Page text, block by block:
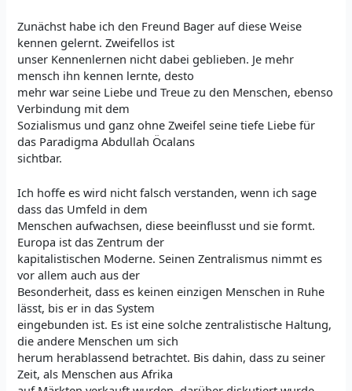
Zunächst habe ich den Freund Bager auf diese Weise
kennen gelernt. Zweifellos ist
unser Kennenlernen nicht dabei geblieben. Je mehr
mensch ihn kennen lernte, desto
mehr war seine Liebe und Treue zu den Menschen, ebenso
Verbindung mit dem
Sozialismus und ganz ohne Zweifel seine tiefe Liebe für
das Paradigma Abdullah Öcalans
sichtbar.
Ich hoffe es wird nicht falsch verstanden, wenn ich sage
dass das Umfeld in dem
Menschen aufwachsen, diese beeinflusst und sie formt.
Europa ist das Zentrum der
kapitalistischen Moderne. Seinen Zentralismus nimmt es
vor allem auch aus der
Besonderheit, dass es keinen einzigen Menschen in Ruhe
lässt, bis er in das System
eingebunden ist. Es ist eine solche zentralistische Haltung,
die andere Menschen um sich
herum herablassend betrachtet. Bis dahin, dass zu seiner
Zeit, als Menschen aus Afrika